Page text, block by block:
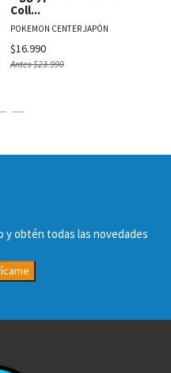
Coll...
POKEMON CENTER JAPÓN
$16.990
Antes$23.990
y obtén todas las novedades